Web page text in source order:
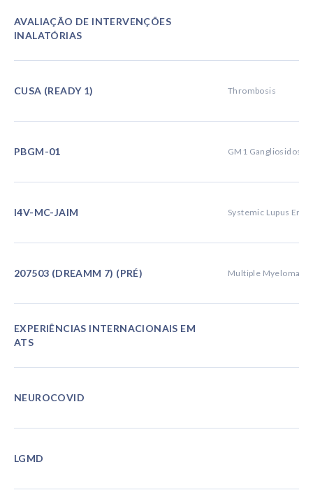
AVALIAÇÃO DE INTERVENÇÕES
INALATÓRIAS
CUSA (READY 1) Thrombosis
PBGM-01 GM1 Gangliosidosis
I4V-MC-JAIM Systemic Lupus
207503 (DREAMM 7) (PRÉ) Multiple Myeloma
EXPERIÊNCIAS INTERNACIONAIS EM
ATS
NEUROCOVID
LGMD